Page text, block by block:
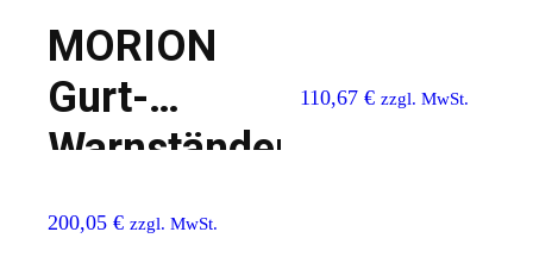
MORION
Gurt-
Warnständer
200,05 € zzgl. MwSt.
110,67€ zzgl. MwSt.